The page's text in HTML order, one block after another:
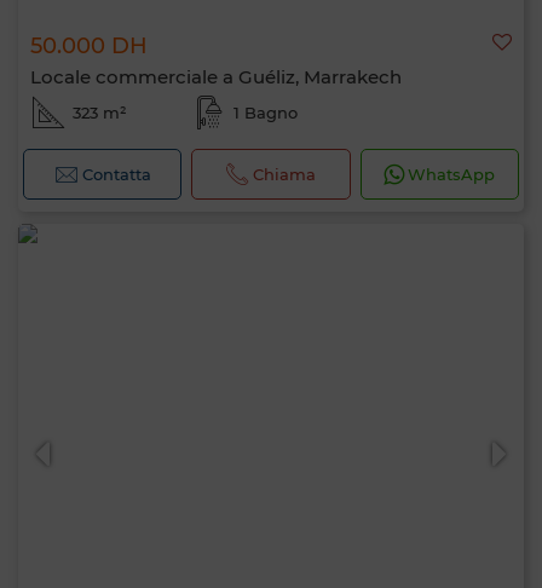
50.000 DH
Locale commerciale a Guéliz, Marrakech
323 m² 1 Bagno
Contatta Chiama WhatsApp